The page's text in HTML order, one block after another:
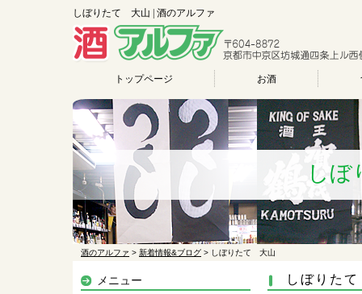
しぼりたて 大山 | 酒のアルファ
トップページ お酒
し
酒のアルファ > 新着情報&ブログ > しぼりたて 大山
しぼりた
メニュー